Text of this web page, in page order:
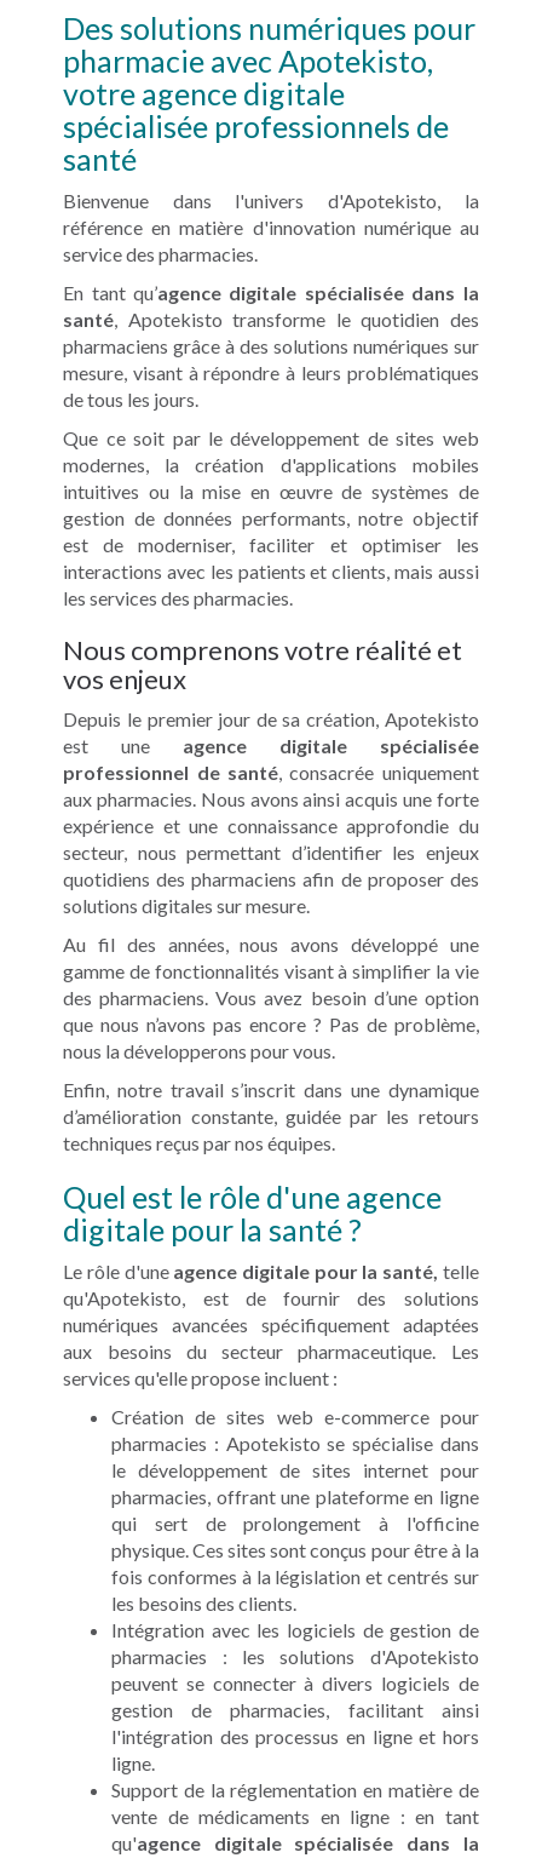
Des solutions numériques pour
pharmacie avec Apotekisto,
votre agence digitale
spécialisée professionnels de
santé
Bienvenue dans l'univers d'Apotekisto, la
référence en matière d'innovation numérique au
service des pharmacies.
En tant qu’agence digitale spécialisée dans la
santé, Apotekisto transforme le quotidien des
pharmaciens grâce à des solutions numériques sur
mesure, visant à répondre à leurs problématiques
de tous les jours.
Que ce soit par le développement de sites web
modernes, la création d'applications mobiles
intuitives ou la mise en œuvre de systèmes de
gestion de données performants, notre objectif
est de moderniser, faciliter et optimiser les
interactions avec les patients et clients, mais aussi
les services des pharmacies.
Nous comprenons votre réalité et
vos enjeux
Depuis le premier jour de sa création, Apotekisto
est une agence digitale spécialisée
professionnel de santé, consacrée uniquement
aux pharmacies. Nous avons ainsi acquis une forte
expérience et une connaissance approfondie du
secteur, nous permettant d’identifier les enjeux
quotidiens des pharmaciens afin de proposer des
solutions digitales sur mesure.
Au fil des années, nous avons développé une
gamme de fonctionnalités visant à simplifier la vie
des pharmaciens. Vous avez besoin d’une option
que nous n’avons pas encore ? Pas de problème,
nous la développerons pour vous.
Enfin, notre travail s’inscrit dans une dynamique
d’amélioration constante, guidée par les retours
techniques reçus par nos équipes.
Quel est le rôle d'une agence
digitale pour la santé ?
Le rôle d'une agence digitale pour la santé, telle
qu'Apotekisto, est de fournir des solutions
numériques avancées spécifiquement adaptées
aux besoins du secteur pharmaceutique. Les
services qu'elle propose incluent :
Création de sites web e-commerce pour
pharmacies : Apotekisto se spécialise dans
le développement de sites internet pour
pharmacies, offrant une plateforme en ligne
qui sert de prolongement à l'officine
physique. Ces sites sont conçus pour être à la
fois conformes à la législation et centrés sur
les besoins des clients.
Intégration avec les logiciels de gestion de
pharmacies : les solutions d'Apotekisto
peuvent se connecter à divers logiciels de
gestion de pharmacies, facilitant ainsi
l'intégration des processus en ligne et hors
ligne.
Support de la réglementation en matière de
vente de médicaments en ligne : en tant
qu'agence digitale spécialisée dans la